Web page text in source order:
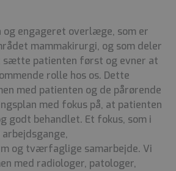
og engageret overlæge, som er
mammakirurgi, og som deler
patienten først og evner at
rolle hos os. Dette
med patienten og de pårørende
med fokus på, at patienten
godt behandlet. Et fokus, som i
og tværfaglige samarbejde. Vi
med radiologer, patologer,